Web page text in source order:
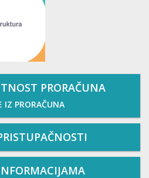
PRORAČUNA
IZ PRORAČUNA